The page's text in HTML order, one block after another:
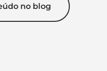
no blog